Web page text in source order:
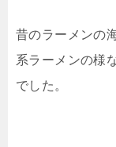
昔のラーメンの
系ラーメンの様
でした。